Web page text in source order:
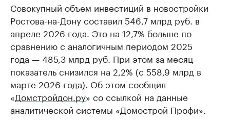
Совокупный объем инвестиций в новостройки
Ростова-на-Дону составил 546,7 млрд руб. в
апреле 2026 года. Это на 12,7% больше по
сравнению с аналогичным периодом 2025
года — 485,3 млрд руб. При этом за месяц
показатель снизился на 2,2% (с 558,9 млрд в
марте 2026 года). Об этом сообщил
«Домстройдон.ру» со ссылкой на данные
аналитической системы «Домострой Профи».